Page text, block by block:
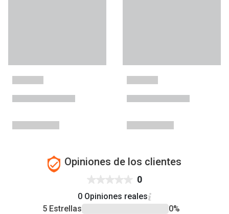
Opiniones de los clientes
0
0 Opiniones reales
5 Estrellas
0%